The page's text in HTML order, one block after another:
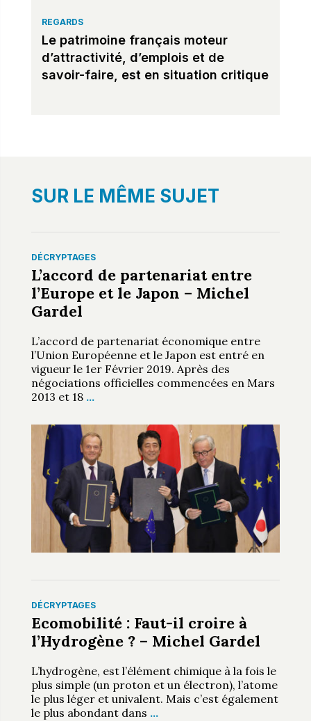
REGARDS
Le patrimoine français moteur
d’attractivité, d’emplois et de
savoir-faire, est en situation critique
SUR LE MÊME SUJET
DÉCRYPTAGES
L’accord de partenariat entre
l’Europe et le Japon – Michel
Gardel
L’accord de partenariat économique entre
l’Union Européenne et le Japon est entré en
vigueur le 1er Février 2019. Après des
négociations officielles commencées en Mars
2013 et 18 …
DÉCRYPTAGES
Ecomobilité : Faut-il croire à
l’Hydrogène ? – Michel Gardel
L’hydrogène, est l’élément chimique à la fois le
plus simple (un proton et un électron), l’atome
le plus léger et univalent. Mais c’est également
le plus abondant dans …